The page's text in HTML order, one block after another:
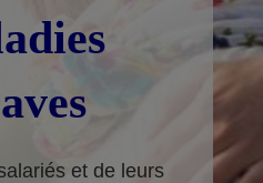
et de leurs